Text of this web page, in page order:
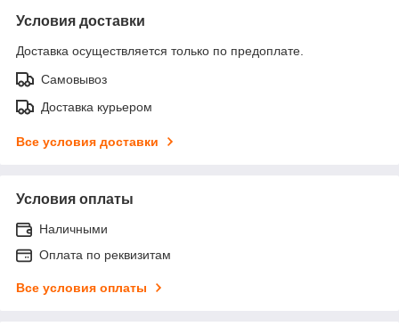
Условия доставки
Доставка осуществляется только по предоплате.
Самовывоз
Доставка курьером
Все условия доставки
Условия оплаты
Наличными
Оплата по реквизитам
Все условия оплаты